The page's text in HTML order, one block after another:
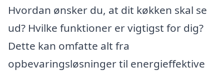
Hvordan ønsker du, at dit køkken skal se
ud? Hvilke funktioner er vigtigst for dig?
Dette kan omfatte alt fra
opbevaringsløsninger til energieffektive